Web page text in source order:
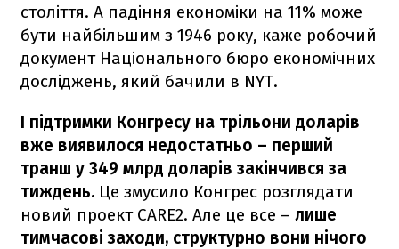
століття. А падіння економіки на 11% може
бути найбільшим з 1946 року, каже робочий
документ Національного бюро економічних
досліджень, який бачили в NYT.
І підтримки Конгресу на трільони доларів
вже виявилося недостатньо – перший
транш у 349 млрд доларів закінчився за
тиждень. Це змусило Конгрес розглядати
новий проект CARE2. Але це все – лише
тимчасові заходи, структурно вони нічого